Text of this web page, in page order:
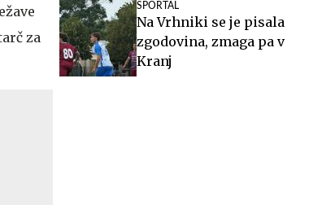
za
SPORTAL
Na Vrhniki se je pisala
zgodovina, zmaga pa v
Kranj